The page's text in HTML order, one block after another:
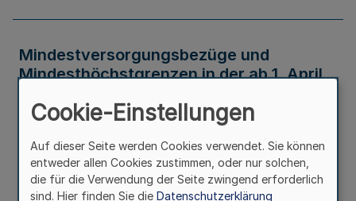
Mindestversorgungsbezüge und
Mindesthöchstgrenzen in der ab 1. April
Verwaltungsvorschrift
Cookie-Einstellungen
Auf dieser Seite werden Cookies verwendet. Sie können
entweder allen Cookies zustimmen, oder nur solchen,
die für die Verwendung der Seite zwingend erforderlich
sind. Hier finden Sie die Datenschutzerklärung